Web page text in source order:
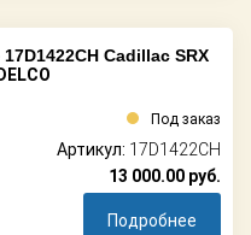
Cadillac SRX
Под заказ
Артикул: 17D1422CH
13 000.00 руб.
Подробнее